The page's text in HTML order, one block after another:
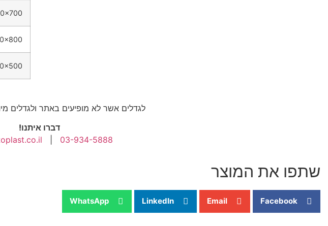
לגדלים אשר לא מופיעים באתר ולגדלים
דברו איתנו!
03-934-5888
שתפו את המוצר
Facebook
Email
LinkedIn
WhatsApp